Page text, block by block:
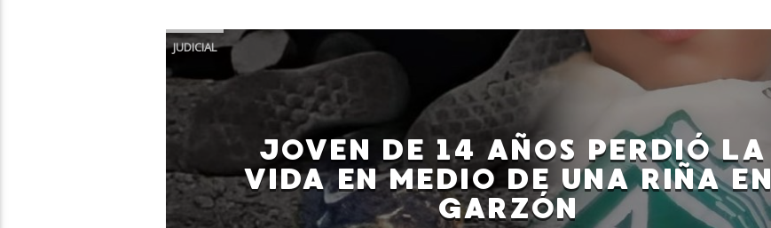
JUDICIAL
JOVEN DE 14 AÑOS PERDIÓ LA
VIDA EN MEDIO DE UNA RIÑA EN
GARZÓN